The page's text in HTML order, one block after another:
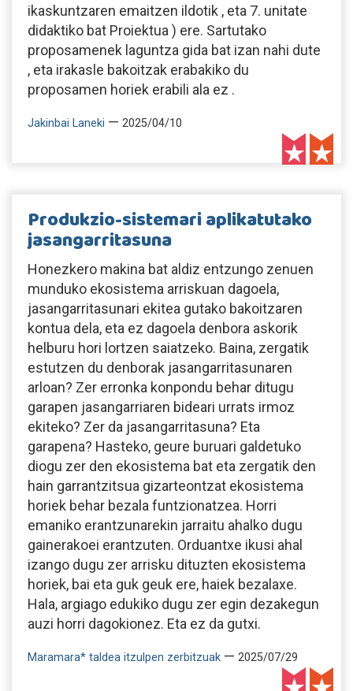
ikaskuntzaren emaitzen ildotik , eta 7. unitate
didaktiko bat Proiektua ) ere. Sartutako
proposamenek laguntza gida bat izan nahi dute
, eta irakasle bakoitzak erabakiko du
proposamen horiek erabili ala ez .
Jakinbai Laneki — 2025/04/10
Produkzio-sistemari aplikatutako
jasangarritasuna
Honezkero makina bat aldiz entzungo zenuen
munduko ekosistema arriskuan dagoela,
jasangarritasunari ekitea gutako bakoitzaren
kontua dela, eta ez dagoela denbora askorik
helburu hori lortzen saiatzeko. Baina, zergatik
estutzen du denborak jasangarritasunaren
arloan? Zer erronka konpondu behar ditugu
garapen jasangarriaren bideari urrats irmoz
ekiteko? Zer da jasangarritasuna? Eta
garapena? Hasteko, geure buruari galdetuko
diogu zer den ekosistema bat eta zergatik den
hain garrantzitsua gizarteontzat ekosistema
horiek behar bezala funtzionatzea. Horri
emaniko erantzunarekin jarraitu ahalko dugu
gainerakoei erantzuten. Orduantxe ikusi ahal
izango dugu zer arrisku dituzten ekosistema
horiek, bai eta guk geuk ere, haiek bezalaxe.
Hala, argiago edukiko dugu zer egin dezakegun
auzi horri dagokionez. Eta ez da gutxi.
Maramara* taldea itzulpen zerbitzuak — 2025/07/29